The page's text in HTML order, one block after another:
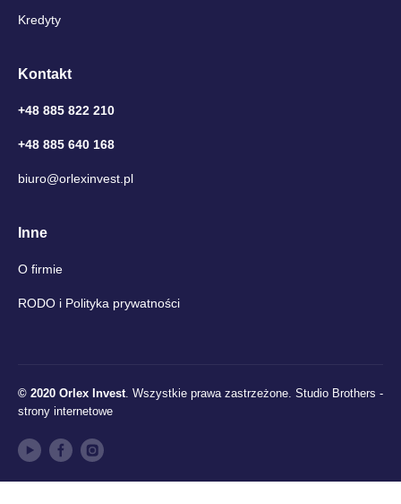
Kredyty
Kontakt
+48 885 822 210
+48 885 640 168
biuro@orlexinvest.pl
Inne
O firmie
RODO i Polityka prywatności
© 2020 Orlex Invest. Wszystkie prawa zastrzeżone. Studio Brothers -
strony internetowe